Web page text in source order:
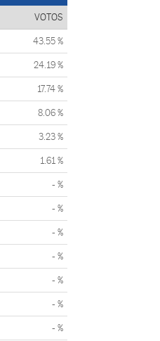
VOTOS
43.55 %
24.19 %
17.74 %
8.06 %
3.23 %
1.61 %
- %
- %
- %
- %
- %
- %
- %